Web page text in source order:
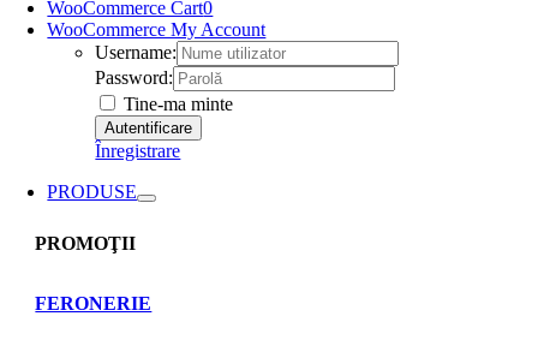
WooCommerce Cart0
WooCommerce My Account
Username:
Password:
Tine-ma minte
Înregistrare
PRODUSE
PROMOŢII
FERONERIE